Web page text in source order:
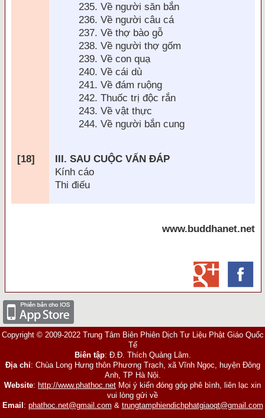
235. Về người săn bắn
236. Về người câu cá
237. Về thợ bào gỗ
238. Về người thợ gốm
239. Về con quạ
240. Về cái dù
241. Về đám ruộng
242. Thuốc trị độc rắn
243. Về vật thực
244. Về người bắn cung
[18] III. SAU CUỘC VẤN ĐÁP
Kính cáo
Thi điếu
www.buddhanet.net
Copyright © 2009-2022 Trung Tâm Biên Phiên Dịch Tư Liệu Phật Giáo Quốc
Tế
Biên tập: Đ.Đ. Thích Quảng Lâm.
Địa chỉ: Chùa Long Hưng thôn Phương Trạch, xã Vĩnh Ngọc, huyện Đông
Anh, TP Hà Nội.
Website: http://www.phathoc.net Mọi ý kiến đóng góp phê bình, liên lạc xin
vui lòng gửi về
Email : phathoc.net@gmail.com & trungtamphiendichphatgiaoqt@gmail.com